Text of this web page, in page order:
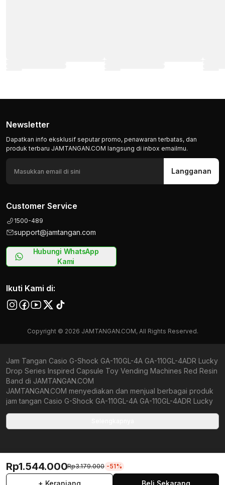
Newsletter
Dapatkan info eksklusif seputar promo, penawaran terbatas, dan
produk terbaru JAMTANGAN.COM langsung di inbox emailmu.
Langganan
Customer Service
1500-489
support@jamtangan.com
Hubungi WhatsApp
Kami
Ikuti Kami di:
Copyright © 2026 JAMTANGAN.COM, All Rights Reserved.
Jam Tangan Casio G-Shock GA-110GL-4A GA-110GL-4ADR Lucky
Drop Series Inspired Capsule Toy Vending Machines Red Resin
Band di JAMTANGAN.COM
JAMTANGAN.COM menyediakan dan menjual berbagai produk
jam tangan Casio G-Shock GA-110GL-4A GA-110GL-4ADR Lucky
Drop Series Inspired Capsule Toy Vending Machines Red Resin
(International Warranty). Kami berkomitmen untuk memberi
menjamin produk-produk yang tersedia merupakan produk jam
tangan original, berkualitas tinggi, dan memiliki harga yang lebih
terjangkau dari toko online Indonesia lainnya. Anda,
watchlovers, merupakan prioritas utama kami. Dengan
Rp1.544.000Rp3.179.000 -51%
+ Keranjang Beli Sekarang